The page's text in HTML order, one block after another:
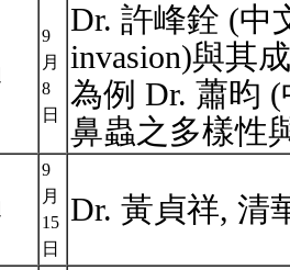
9
月
8
日
Dr. 許峰銓 (中
invasion)與其
為例 Dr. 蕭昀
鼻蟲之多樣性
9
月
15
日
Dr. 黃貞祥, 清